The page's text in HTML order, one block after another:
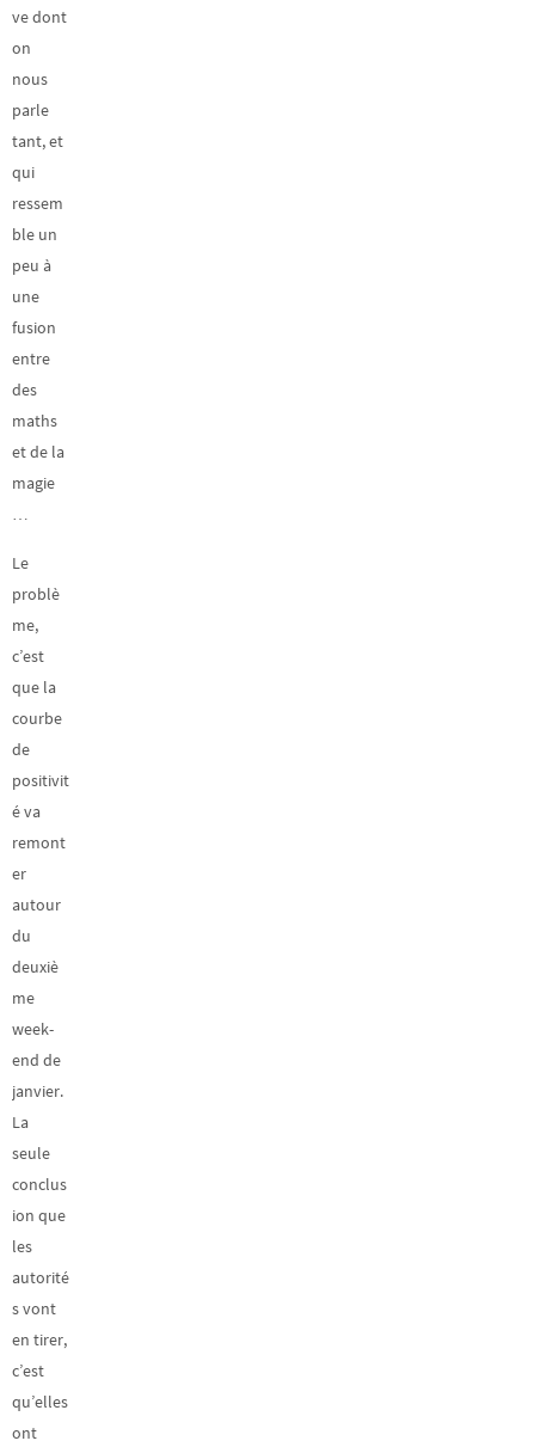
ve dont
on
nous
parle
tant, et
qui
ressem
ble un
peu à
une
fusion
entre
des
maths
et de la
magie
…
Le
problè
me,
c’est
que la
courbe
de
positivit
é va
remont
er
autour
du
deuxiè
me
week-
end de
janvier.
La
seule
conclus
ion que
les
autorité
s vont
en tirer,
c’est
qu’elles
ont